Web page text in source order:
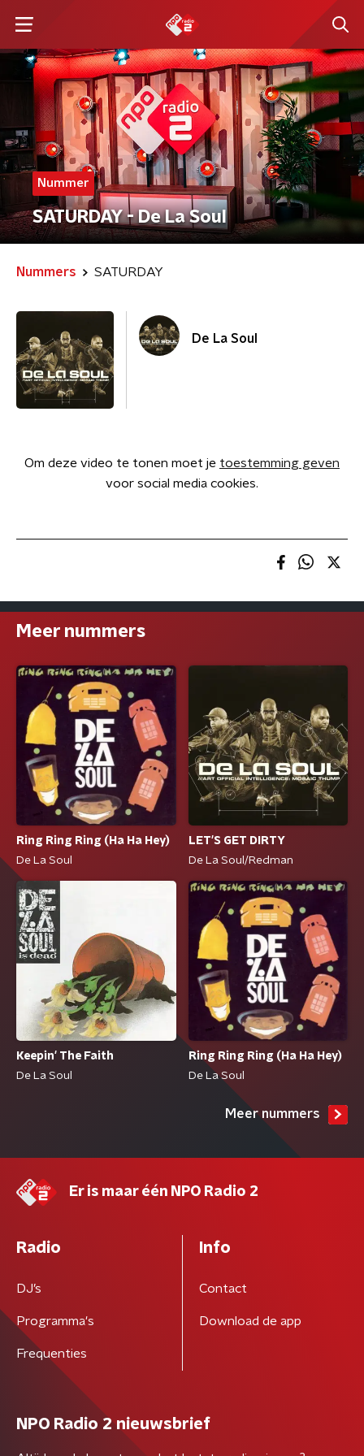
Nummer
SATURDAY - De La Soul
Nummers SATURDAY
De La Soul
Om deze video te tonen moet je toestemming geven
voor social media cookies.
Meer nummers
Ring Ring Ring (Ha Ha Hey)
De La Soul
LET'S GET DIRTY
De La Soul/Redman
Keepin' The Faith
De La Soul
Ring Ring Ring (Ha Ha Hey)
De La Soul
Meer nummers
Er is maar één NPO Radio 2
Radio
DJ’s
Programma's
Frequenties
Info
Contact
Download de app
NPO Radio 2 nieuwsbrief